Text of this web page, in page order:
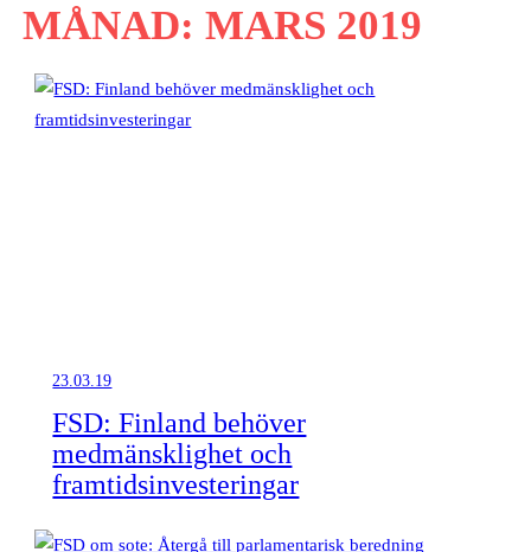
MÅNAD: MARS 2019
23.03.19
FSD: Finland behöver
medmänsklighet och
framtidsinvesteringar